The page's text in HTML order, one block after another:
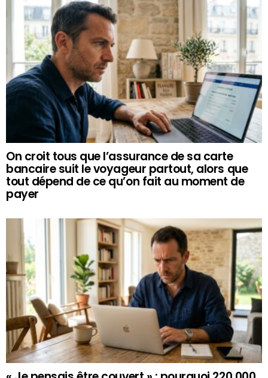
On croit tous que l’assurance de sa carte
bancaire suit le voyageur partout, alors que
tout dépend de ce qu’on fait au moment de
payer